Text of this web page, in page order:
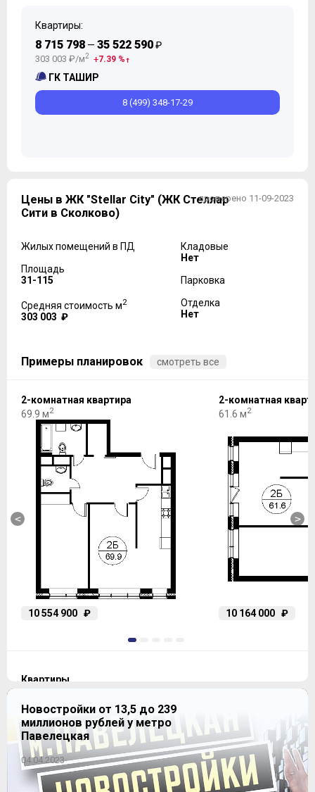
Квартиры:
8 715 798 — 35 522 590₽
303 003 ₽/м2 7.39 %
ГК ТАШИР
8 (499) 348-17-29
проверено 11-09-2023
Цены в ЖК "Stellar City" (ЖК Стеллар
Сити в Сколково)
Жилых помещений в ПД
Площадь
31-115
Средняя стоимость м2
303 003 ₽
Кладовые
Нет
Парковка
Отделка
Нет
Примеры планировок смотреть все
<
2-комнатная квартира
69.9 м2
10 554 900 ₽
2-комнатная
61.6 м2
10 164 000 ₽
>
1
Квартиры
Студия
Уточнить наличие 31-32 м2
Новостройки от 13,5 до 239
миллионов рублей у метро
Павелецкая
04.04.2023